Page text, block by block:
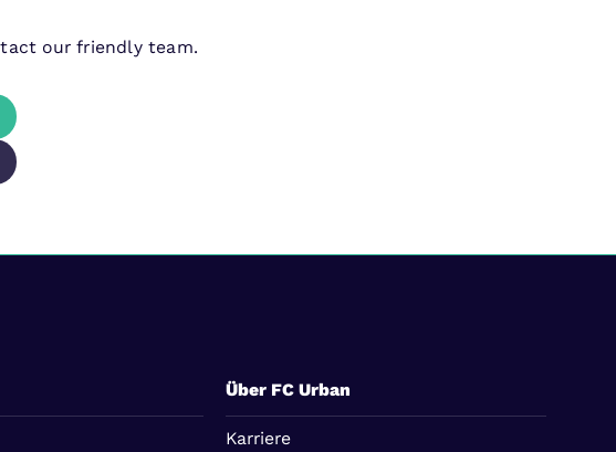
our friendly team.
Über FC Urban
Karriere